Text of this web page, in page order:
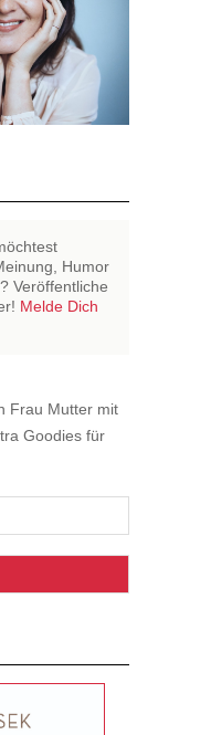
Humor
Veröffentliche
Melde Dich
Frau Mutter mit
Goodies für